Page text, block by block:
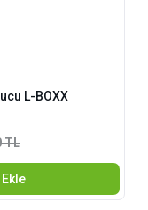
L-BOXX
TL